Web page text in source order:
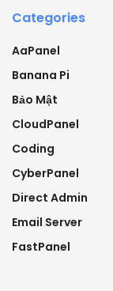
Categories
AaPanel
Banana Pi
Bảo Mật
CloudPanel
Coding
CyberPanel
Direct Admin
Email Server
FastPanel